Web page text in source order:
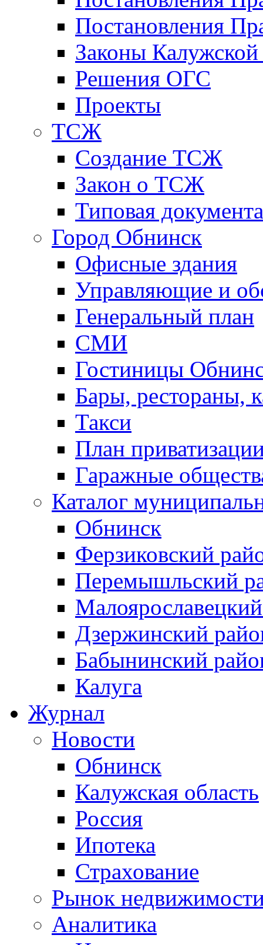
Постановления
Законы Калужской
Решения ОГС
Проекты
ТСЖ
Создание ТСЖ
Закон о ТСЖ
Типовая
Город Обнинск
Офисные здания
Управляющие и
Генеральный план
СМИ
Гостиницы
Бары, рестораны,
Такси
План
Гаражные
Каталог
Обнинск
Ферзиковский
Перемышльский
Дзержинский
Бабынинский
Калуга
Журнал
Новости
Обнинск
Калужская область
Россия
Ипотека
Страхование
Рынок
Аналитика